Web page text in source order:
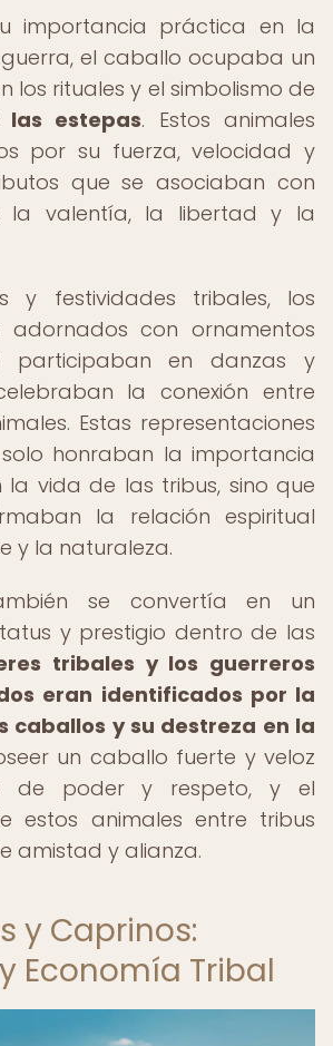
importancia práctica en la
el caballo ocupaba un
los rituales y el simbolismo de
estepas. Estos animales
por su fuerza, velocidad y
que se asociaban con
la valentía, la libertad y la
y festividades tribales, los
con ornamentos
participaban en danzas y
la conexión entre
Estas representaciones
honraban la importancia
vida de las tribus, sino que
la relación espiritual
y la naturaleza.
se convertía en un
y prestigio dentro de las
tribales y los guerreros
eran identificados por la
caballos y su destreza en la
un caballo fuerte y veloz
de poder y respeto, y el
estos animales entre tribus
amistad y alianza.
y Caprinos:
Economía Tribal